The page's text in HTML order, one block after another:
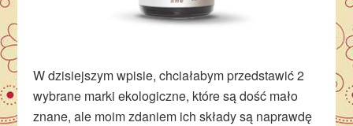
W dzisiejszym wpisie, chciałabym przedstawić 2
wybrane marki ekologiczne, które są dość mało
znane, ale moim zdaniem ich składy są naprawdę